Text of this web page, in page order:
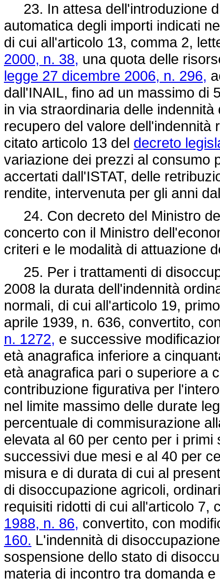
23. In attesa dell'introduzione
automatica degli importi indicati
di cui all'articolo 13, comma 2,
2000, n. 38, una quota delle
legge 27 dicembre 2006, n. 296,
dall'INAIL, fino ad un massimo di
in via straordinaria delle
recupero del valore dell'indennità
citato articolo 13 del decreto
variazione dei prezzi al consumo
accertati dall'ISTAT, delle
rendite, intervenuta per gli anni
24. Con decreto del Ministro
concerto con il Ministro
criteri e le modalità di attuazione
25. Per i trattamenti di
2008 la durata dell'indennità
normali, di cui all'articolo 19,
aprile 1939, n. 636, convertito,
n. 1272, e successive
età anagrafica inferiore a
età anagrafica pari o superiore a
contribuzione figurativa per
nel limite massimo delle durate
percentuale di commisurazione
elevata al 60 per cento per i
successivi due mesi e al 40 per
misura e di durata di cui al
di disoccupazione agricoli,
requisiti ridotti di cui all'articolo 7,
1988, n. 86, convertito, con
160. L'indennità di
sospensione dello stato di
materia di incontro tra domanda